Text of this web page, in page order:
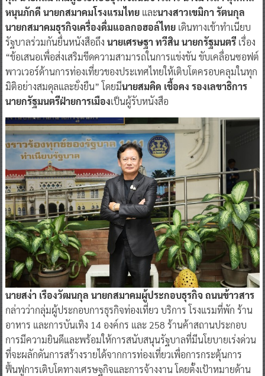
หนุนภักดี นายกสมาคมโรงแรมไทยและนางสาวเขมิกา รัตนกุล
นายกสมาคมธุรกิจเครื่องดื่มแอลกอฮอล์ไทยเดินทางเข้าทำเนียบ
รัฐบาลร่วมกันยื่นหนังสือถึง นายเศรษฐา ทวีสิน นายกรัฐมนตรีเรื่อง
“ข้อเสนอเพื่อส่งเสริมขีดความสามารถในการแข่งขัน ขับเคลื่อนซอฟต์
พาวเวอร์ด้านการท่องเที่ยวของประเทศไทยให้เติบโตครอบคลุมในทุก
มิติอย่างสมดุลและยั่งยืน” โดยมีนายสมคิด เชื้อคง รองเลขาธิการ
นายกรัฐมนตรีฝ่ายการเมืองเป็นผู้รับหนังสือ
นายสง่า เรืองวัฒนกุล นายกสมาคมผู้ประกอบธุรกิจ ถนนข้าวสาร
กล่าวว่ากลุ่มผู้ประกอบการธุรกิจท่องเที่ยว บริการ โรงแรมที่พัก ร้าน
อาหาร และการบันเทิง 14 องค์กร และ 258 ร้านค้าสถานประกอบ
การมีความยินดีและพร้อมให้การสนับสนุนรัฐบาลที่มีนโยบายเร่งด่วน
ที่จะผลักดันการสร้างรายได้จากการท่องเที่ยวเพื่อการกระตุ้นการ
ฟื้นฟูการเติบโตทางเศรษฐกิจและการจ้างงาน โดยตั้งเป้าหมายด้าน